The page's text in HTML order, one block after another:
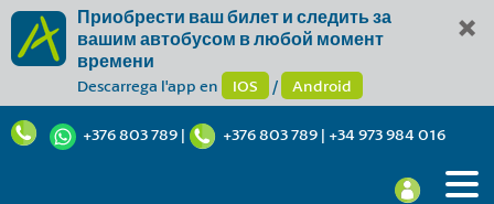
Приобрести ваш билет и следить за
вашим автобусом в любой момент
времени
Descarrega l'app en IOS / Android
+376 803 789 | +376 803 789 | +34 973 984 016